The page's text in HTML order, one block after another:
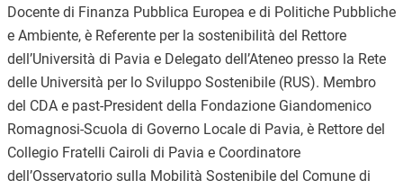
Docente di Finanza Pubblica Europea e di Politiche Pubbliche
e Ambiente, è Referente per la sostenibilità del Rettore
dell’Università di Pavia e Delegato dell’Ateneo presso la Rete
delle Università per lo Sviluppo Sostenibile (RUS). Membro
del CDA e past-President della Fondazione Giandomenico
Romagnosi-Scuola di Governo Locale di Pavia, è Rettore del
Collegio Fratelli Cairoli di Pavia e Coordinatore
dell’Osservatorio sulla Mobilità Sostenibile del Comune di